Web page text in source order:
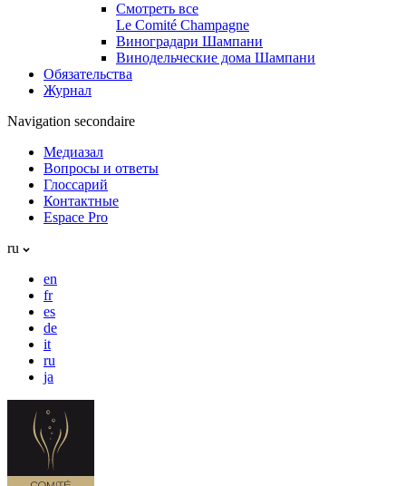
Смотреть все
Le Comité Champagne
Виноградари Шампани
Винодельческие дома Шампани
Обязательства
Журнал
Navigation secondaire
Медиазал
Вопросы и ответы
Глоссарий
Контактные
Espace Pro
ru
en
fr
es
de
it
ru
ja